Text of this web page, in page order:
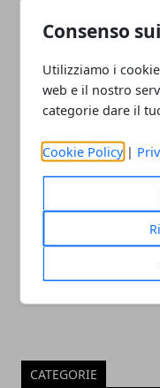
Consenso
Utilizziamo i
web e il nostro
categorie dare il
Cookie Policy |
Mac
convengono
31/05/2022
CATEGORIE